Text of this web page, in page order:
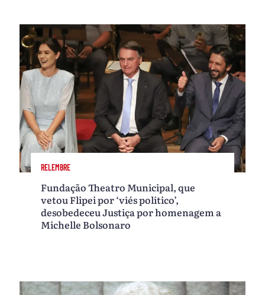
RELEMBRE
Fundação Theatro Municipal, que
vetou Flipei por ‘viés político’,
desobedeceu Justiça por homenagem a
Michelle Bolsonaro